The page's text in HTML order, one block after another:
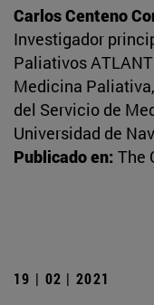
Carlos Centeno
Investigador
Paliativos
Medicina
del Servicio de
Universidad de
Publicado en: The
19 | 02 | 2021